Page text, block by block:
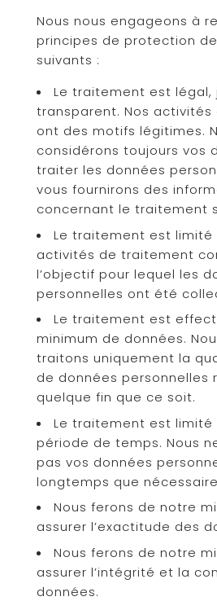
Nous nous engageons à
principes de protection
suivants :
Le traitement est légal,
transparent. Nos
ont des motifs légitimes.
considérons toujours vos
traiter les données
vous fournirons des
concernant le traitement
Le traitement est limité
activités de traitement
l’objectif pour lequel les
personnelles ont été
Le traitement est
minimum de données.
traitons uniquement la
de données personnelles
quelque fin que ce soit.
Le traitement est limité
période de temps. Nous
pas vos données
longtemps que
Nous ferons de notre
assurer l’exactitude des
Nous ferons de notre
assurer l’intégrité et la
données.